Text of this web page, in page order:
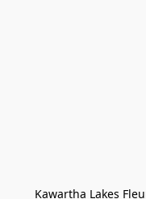
Kawartha Lakes